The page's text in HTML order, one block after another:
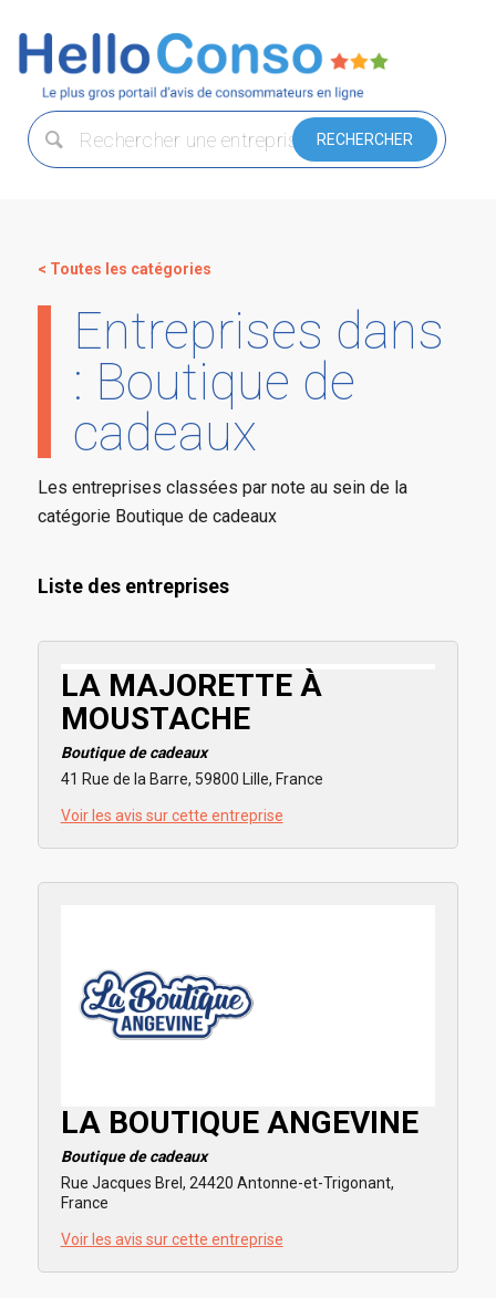
< Toutes les catégories
Entreprises dans
: Boutique de
cadeaux
Les entreprises classées par note au sein de la
catégorie Boutique de cadeaux
Liste des entreprises
LA MAJORETTE À
MOUSTACHE
Boutique de cadeaux
41 Rue de la Barre, 59800 Lille, France
Voir les avis sur cette entreprise
LA BOUTIQUE ANGEVINE
Boutique de cadeaux
Rue Jacques Brel, 24420 Antonne-et-Trigonant,
France
Voir les avis sur cette entreprise